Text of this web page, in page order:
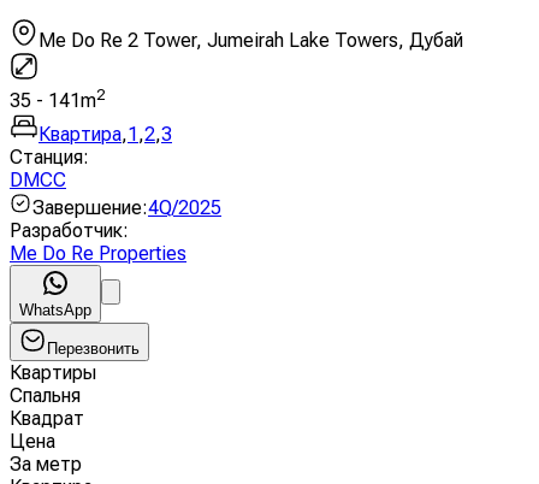
Me Do Re 2 Tower, Jumeirah Lake Towers, Дубай
35 - 141m2
Квартира,1 ,2,3
Станция:
DMCC
Завершение:4Q/2025
Разработчик:
Me Do Re Properties
WhatsApp
Перезвонить
Квартиры
Спальня
Квадрат
Цена
За метр